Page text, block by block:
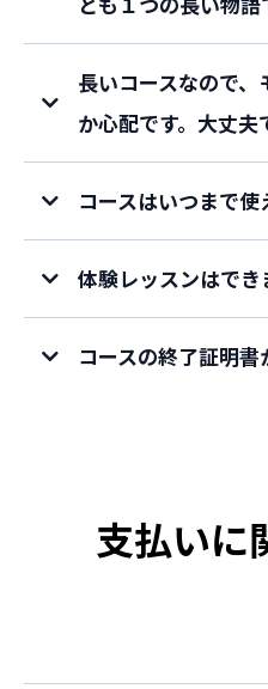
長いコースなので
か心配です。大丈夫
コースはいつまで使
体験レッスンはでき
コースの終了証明書
支払いに